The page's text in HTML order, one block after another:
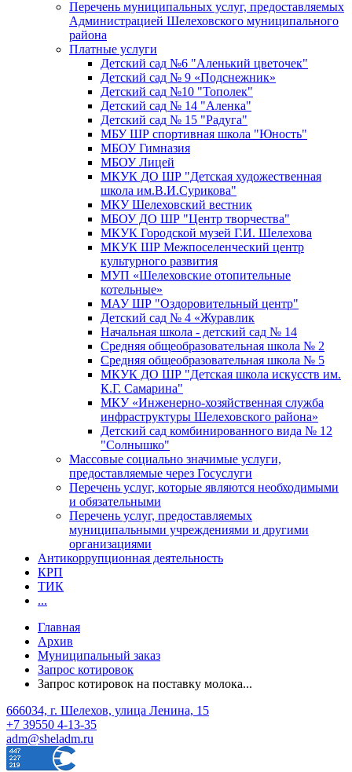
Перечень муниципальных услуг, предоставляемых
Администрацией Шелеховского муниципального
района
Платные услуги
Детский сад №6 "Аленький цветочек"
Детский сад № 9 «Подснежник»
Детский сад №10 "Тополек"
Детский сад № 14 "Аленка"
Детский сад № 15 "Радуга"
МБУ ШР спортивная школа "Юность"
МБОУ Гимназия
МБОУ Лицей
МКУК ДО ШР "Детская художественная
школа им.В.И.Сурикова"
МКУ Шелеховский вестник
МБОУ ДО ШР "Центр творчества"
МКУК Городской музей Г.И. Шелехова
МКУК ШР Межпоселенческий центр
культурного развития
МУП «Шелеховские отопительные
котельные»
МАУ ШР "Оздоровительный центр"
Детский сад № 4 «Журавлик
Начальная школа - детский сад № 14
Средняя общеобразовательная школа № 2
Средняя общеобразовательная школа № 5
МКУК ДО ШР "Детская школа искусств им.
К.Г. Самарина"
МКУ «Инженерно-хозяйственная служба
инфраструктуры Шелеховского района»
Детский сад комбинированного вида № 12
"Солнышко"
Массовые социально значимые услуги,
предоставляемые через Госуслуги
Перечень услуг, которые являются необходимыми
и обязательными
Перечень услуг, предоставляемых
муниципальными учреждениями и другими
организациями
Антикоррупционная деятельность
КРП
ТИК
...
Главная
Архив
Муниципальный заказ
Запрос котировок
Запрос котировок на поставку молока...
666034, г. Шелехов, улица Ленина, 15
+7 39550 4-13-35
adm@sheladm.ru